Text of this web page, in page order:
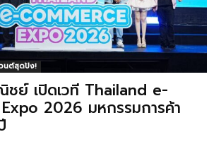
นต์สุดปัง!
ชย์ เปิดเวที Thailand e-
2026 มหกรรมการค้า